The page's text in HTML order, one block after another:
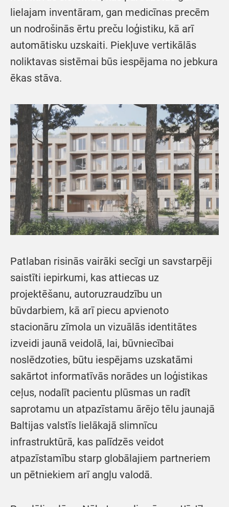
lielajam inventāram, gan medicīnas precēm
un nodrošinās ērtu preču loģistiku, kā arī
automātisku uzskaiti. Piekļuve vertikālās
noliktavas sistēmai būs iespējama no jebkura
ēkas stāva.
Patlaban risinās vairāki secīgi un savstarpēji
saistīti iepirkumi, kas attiecas uz
projektēšanu, autoruzraudzību un
būvdarbiem, kā arī piecu apvienoto
stacionāru zīmola un vizuālās identitātes
izveidi jaunā veidolā, lai, būvniecībai
noslēdzoties, būtu iespējams uzskatāmi
sakārtot informatīvās norādes un loģistikas
ceļus, nodalīt pacientu plūsmas un radīt
saprotamu un atpazīstamu ārējo tēlu jaunajā
Baltijas valstīs lielākajā slimnīcu
infrastruktūrā, kas palīdzēs veidot
atpazīstamību starp globālajiem partneriem
un pētniekiem arī angļu valodā.